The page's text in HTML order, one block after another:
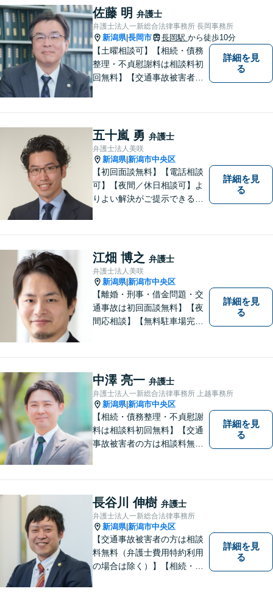
佐藤 明 弁護士
弁護士法人一新総合法律事務所 長岡事務所
新潟県|長岡市 長岡駅 から徒歩10分
【土曜相談可】【相続・債務
整理・不貞慰謝料は相談料初
回無料】【交通事故被害者の
体を把握し、真の利益を追及
します
詳細を見
る
五十嵐 勇 弁護士
弁護士法人美咲
新潟県|新潟市中央区
【初回面談無料】【電話相談
可】【夜間／休日相談可】よ
りよい解決がご提示できるよ
お気軽にご相談ください。
詳細を見
る
江畑 博之 弁護士
弁護士法人美咲
新潟県|新潟市中央区
【離婚・刑事・借金問題・交
通事故は初回面談無料】【夜
間応相談】【無料駐車場完
語も丁寧に解説いたします。
個人の方も法人の方も、お気
軽にご相談ください。
詳細を見
る
中澤 亮一 弁護士
弁護士法人一新総合法律事務所 上越事務所
新潟県|新潟市中央区
【相続・債務整理・不貞慰謝
料は相談料初回無料】【交通
事故被害者の方は相談料無料
ただける弁護士になりたいと
思っています。
詳細を見
る
長谷川 伸樹 弁護士
弁護士法人一新総合法律事務所
新潟県|新潟市中央区
【交通事故被害者の方は相談
料無料（弁護士費用特約利用
の場合は除く）】【相続・債
詳細を見
る